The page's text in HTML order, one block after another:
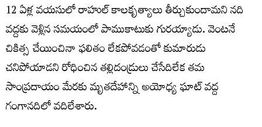
12 ఏళ్ల వయసులో రాహుల్ కాలకృత్యాలు తీర్చుకుందామని నది
వద్దకు వెళ్లిన సమయంలో పాముకాటుకు గురయ్యాడు. వెంటనే
చికిత్స చేయించినా ఫలితం లేకపోవడంతో కుమారుడు
చనిపోయాడని రోధించిన తల్లిదండ్రులు చేసేదిలేక తమ
సాంప్రదాయం మేరకు మృతదేహాన్ని అయోధ్య ఘాట్‌ వద్ద
గంగానదిలో వదిలేశారు.